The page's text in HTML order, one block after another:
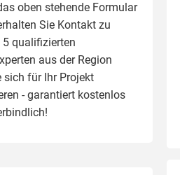
oben stehende Formular
Sie Kontakt zu
qualifizierten
aus der Region
sich für Ihr Projekt
- garantiert kostenlos